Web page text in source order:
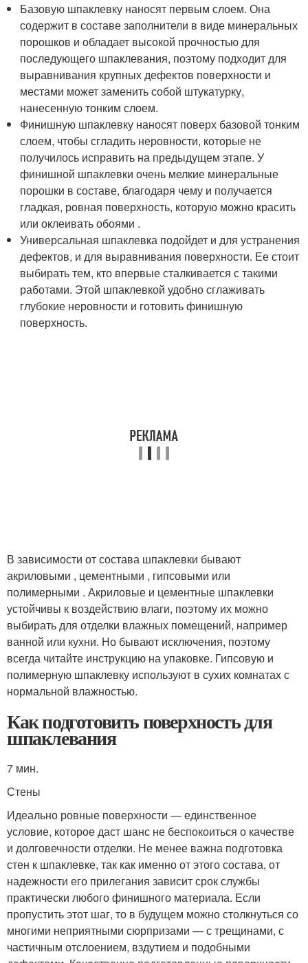
Базовую шпаклевку наносят первым слоем. Она
содержит в составе заполнители в виде минеральных
порошков и обладает высокой прочностью для
последующего шпаклевания, поэтому подходит для
выравнивания крупных дефектов поверхности и
местами может заменить собой штукатурку,
нанесенную тонким слоем.
Финишную шпаклевку наносят поверх базовой тонким
слоем, чтобы сгладить неровности, которые не
получилось исправить на предыдущем этапе. У
финишной шпаклевки очень мелкие минеральные
порошки в составе, благодаря чему и получается
гладкая, ровная поверхность, которую можно красить
или оклеивать обоями .
Универсальная шпаклевка подойдет и для устранения
дефектов, и для выравнивания поверхности. Ее стоит
выбирать тем, кто впервые сталкивается с такими
работами. Этой шпаклевкой удобно сглаживать
глубокие неровности и готовить финишную
поверхность.
В зависимости от состава шпаклевки бывают
акриловыми , цементными , гипсовыми или
полимерными . Акриловые и цементные шпаклевки
устойчивы к воздействию влаги, поэтому их можно
выбирать для отделки влажных помещений, например
ванной или кухни. Но бывают исключения, поэтому
всегда читайте инструкцию на упаковке. Гипсовую и
полимерную шпаклевку используют в сухих комнатах с
нормальной влажностью.
Как подготовить поверхность для
шпаклевания
7 мин.
Стены
Идеально ровные поверхности — единственное
условие, которое даст шанс не беспокоиться о качестве
и долговечности отделки. Не менее важна подготовка
стен к шпаклевке, так как именно от этого состава, от
надежности его прилегания зависит срок службы
практически любого финишного материала. Если
пропустить этот шаг, то в будущем можно столкнуться со
многими неприятными сюрпризами — с трещинами, с
частичным отслоением, вздутием и подобными